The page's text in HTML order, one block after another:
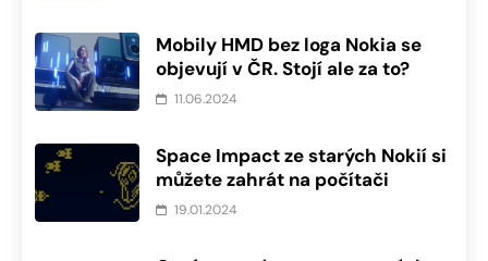
Mobily HMD bez loga Nokia se
objevují v ČR. Stojí ale za to?
11.06.2024
Space Impact ze starých Nokií si
můžete zahrát na počítači
19.01.2024